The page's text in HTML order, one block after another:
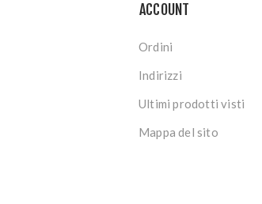
ACCOUNT
Ordini
Indirizzi
Ultimi prodotti visti
Mappa del sito